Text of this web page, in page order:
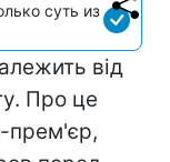
суть из
від
Про це
прем'єр,